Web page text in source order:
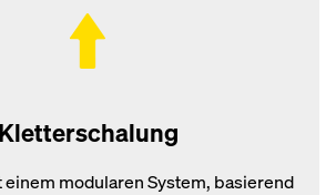
Kletterschalung
modularen System, basierend